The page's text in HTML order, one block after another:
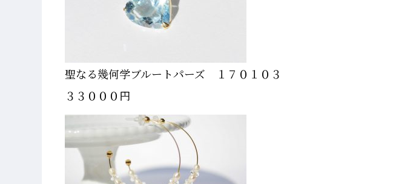
聖なる幾何学ブルートパーズ １７０１０３
３３０００円